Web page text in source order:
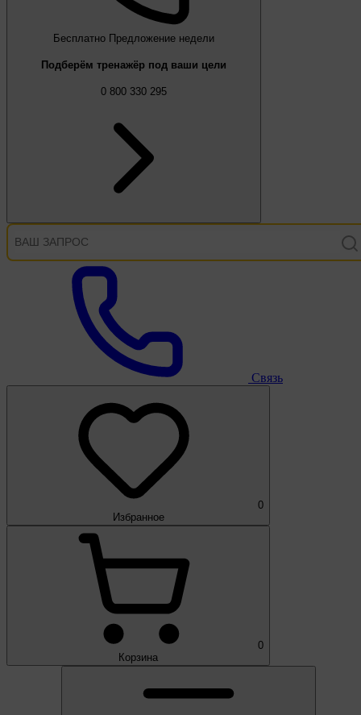
Бесплатно Предложение недели
Подберём тренажёр под ваши цели
0 800 330 295
Связь
0
Избранное
0
Корзина